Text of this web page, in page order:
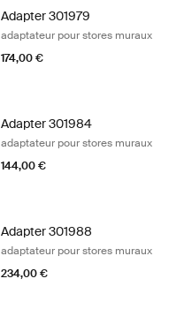
Adapter 301979
adaptateur pour stores muraux
174,00 €
Adapter 301984
adaptateur pour stores muraux
144,00 €
Adapter 301988
adaptateur pour stores muraux
234,00 €